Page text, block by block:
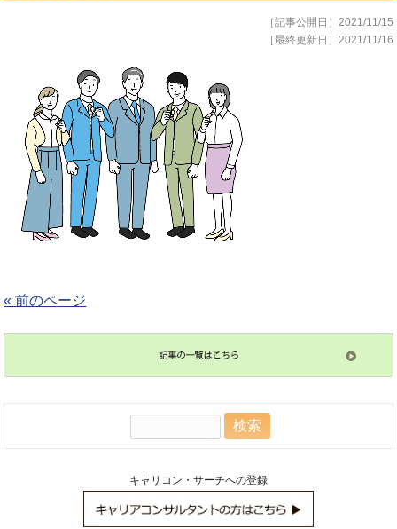
［記事公開日］2021/11/15
［最終更新日］2021/11/16
« 前のページ
キャリコン・サーチへの登録